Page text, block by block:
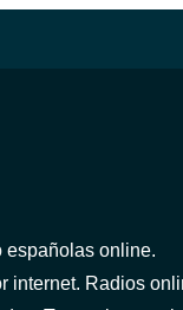
españolas online.
internet. Radios